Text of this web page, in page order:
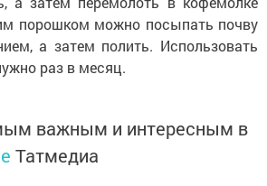
порошком можно посыпать почву
а затем полить. Использовать
раз в месяц.
важным и интересным в
Татмедиа